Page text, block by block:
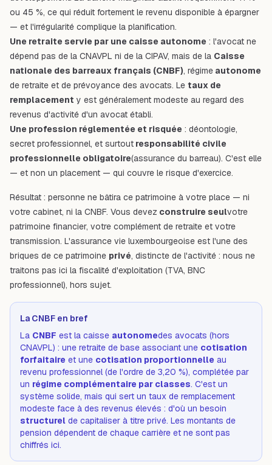
ou 45 %, ce qui réduit fortement le revenu disponible à épargner
— et l'irrégularité complique la planification.
Une retraite servie par une caisse autonome : l'avocat ne
dépend pas de la CNAVPL ni de la CIPAV, mais de la Caisse
nationale des barreaux français (CNBF), régime autonome
de retraite et de prévoyance des avocats. Le taux de
remplacement y est généralement modeste au regard des
revenus d'activité d'un avocat établi.
Une profession réglementée et risquée : déontologie,
secret professionnel, et surtout responsabilité civile
professionnelle obligatoire(assurance du barreau). C'est elle
— et non un placement — qui couvre le risque d'exercice.
Résultat : personne ne bâtira ce patrimoine à votre place — ni
votre cabinet, ni la CNBF. Vous devez construire seulvotre
patrimoine financier, votre complément de retraite et votre
transmission. L'assurance vie luxembourgeoise est l'une des
briques de ce patrimoine privé, distincte de l'activité : nous ne
traitons pas ici la fiscalité d'exploitation (TVA, BNC
professionnel), hors sujet.
La CNBF en bref
La CNBF est la caisse autonomedes avocats (hors
CNAVPL) : une retraite de base associant une cotisation
forfaitaire et une cotisation proportionnelle au
revenu professionnel (de l'ordre de 3,20 %), complétée par
un régime complémentaire par classes. C'est un
système solide, mais qui sert un taux de remplacement
modeste face à des revenus élevés : d'où un besoin
structurel de capitaliser à titre privé. Les montants de
pension dépendent de chaque carrière et ne sont pas
chiffrés ici.